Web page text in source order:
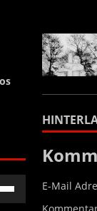
E-Mail